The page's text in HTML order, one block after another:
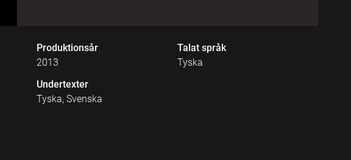
Produktionsår
2013
Talat språk
Tyska
Undertexter
Tyska, Svenska